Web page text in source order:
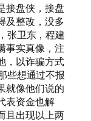
接盘侠，接盘
及整改，没多
张卫东，程建
事实真像，注
，以诈骗方式
些想通过不报
就像他们说的
表资金也解
且出现以上两